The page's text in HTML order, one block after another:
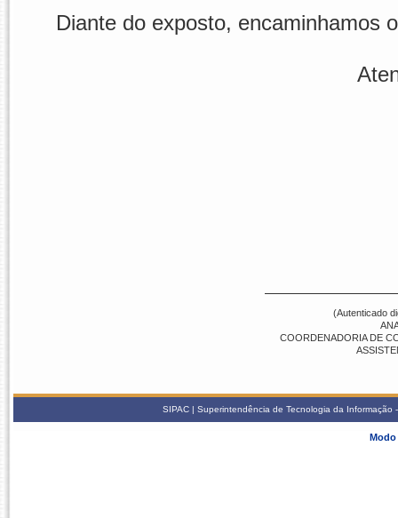
Diante do exposto, encaminhamos
(Autenticado
COORDENADORIA DE
SIPAC | Superintendência de Tecnologia da
Modo